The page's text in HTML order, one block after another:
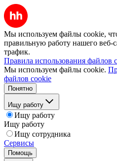
Мы используем файлы cookie,
правильную работу нашего веб-
трафик.
Правила использования файлов
Мы используем файлы cookie.
файлов cookie
Понятно
Ищу работу
Ищу работу
Ищу работу
Ищу сотрудника
Сервисы
Помощь